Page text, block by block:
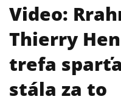
Video:
Thierry
trefa
stála za to